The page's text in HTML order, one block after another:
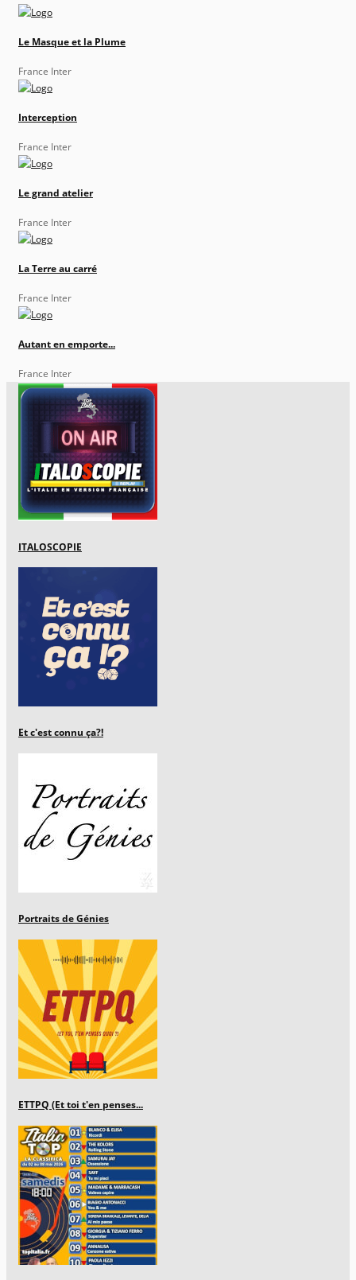
Le Masque et la Plume
France Inter
Interception
France Inter
Le grand atelier
France Inter
La Terre au carré
France Inter
Autant en emporte...
France Inter
ITALOSCOPIE
Et c'est connu ça?!
Portraits de Génies
ETTPQ (Et toi t'en penses...